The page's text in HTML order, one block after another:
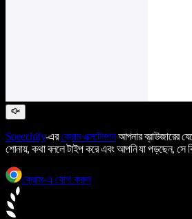
Speechify-এরক্রোম এক্সটেনশনআপনার ব্রাউজারের
শোনায়, কথা বললে টাইপ করে এবং আপনি যা পড়ছেন, সে
ক্রোম-এ যোগ করুন